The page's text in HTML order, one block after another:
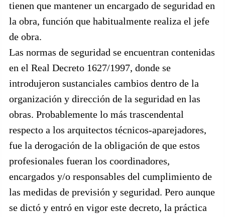
tienen que mantener un encargado de seguridad en
la obra, función que habitualmente realiza el jefe
de obra.
Las normas de seguridad se encuentran contenidas
en el Real Decreto 1627/1997, donde se
introdujeron sustanciales cambios dentro de la
organización y dirección de la seguridad en las
obras. Probablemente lo más trascendental
respecto a los arquitectos técnicos-aparejadores,
fue la derogación de la obligación de que estos
profesionales fueran los coordinadores,
encargados y/o responsables del cumplimiento de
las medidas de previsión y seguridad. Pero aunque
se dictó y entró en vigor este decreto, la práctica